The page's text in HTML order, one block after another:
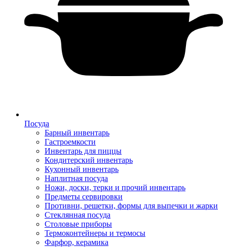
Посуда
Барный инвентарь
Гастроемкости
Инвентарь для пиццы
Кондитерский инвентарь
Кухонный инвентарь
Наплитная посуда
Ножи, доски, терки и прочий инвентарь
Предметы сервировки
Противни, решетки, формы для выпечки и жарки
Стеклянная посуда
Столовые приборы
Термоконтейнеры и термосы
Фарфор, керамика